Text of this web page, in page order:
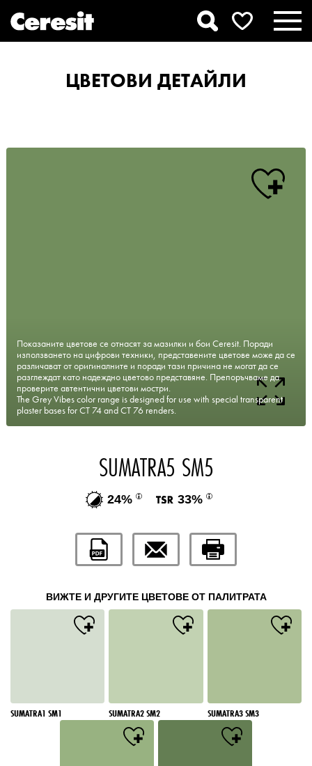
ЦВЕТОВИ ДЕТАЙЛИ
Показаните цветове се отнасят за мазилки и бои Ceresit. Поради
използването на цифрови техники, представените цветове може да се
различават от оригиналните и поради тази причина не могат да се
разглеждат като надеждно цветово представяне. Препоръчваме да
проверите автентични цветови мостри.
The Grey Vibes color range is designed for use with special transparent
plaster bases for CT 74 and CT 76 renders.
SUMATRA5 SM5
24% 33%
ВИЖТЕ И ДРУГИТЕ ЦВЕТОВЕ ОТ ПАЛИТРАТА
SUMATRA1 SM1 SUMATRA2 SM2 SUMATRA3 SM3